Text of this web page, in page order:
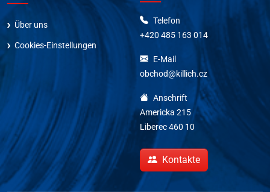
Über uns
Cookies-Einstellungen
Telefon
+420 485 163 014
E-Mail
obchod@killich.cz
Anschrift
Americka 215
Liberec 460 10
Kontakte